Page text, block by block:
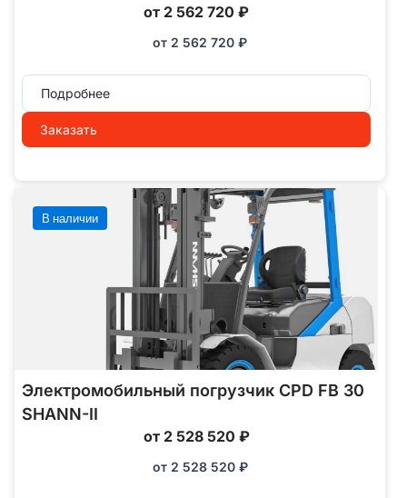
от 2 562 720 ₽
от 2 562 720 ₽
Подробнее
Заказать
В наличии
Электромобильный погрузчик CPD FB 30
SHANN-II
от 2 528 520 ₽
от 2 528 520 ₽